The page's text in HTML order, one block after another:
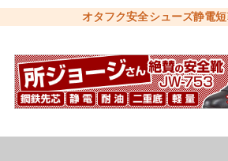
オタフク安全シューズ静電